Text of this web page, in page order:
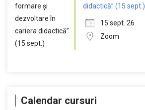
didactică” (15 sept.)
15 sept. 26
Zoom
Calendar cursuri